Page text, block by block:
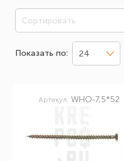
Сортировать
Показать по: 24
Артикул: WHO-7,5*52